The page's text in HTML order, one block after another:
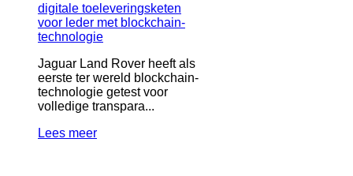
Jaguar Land Rover heeft als
eerste ter wereld blockchain-
technologie getest voor
volledige transpara...
Lees meer